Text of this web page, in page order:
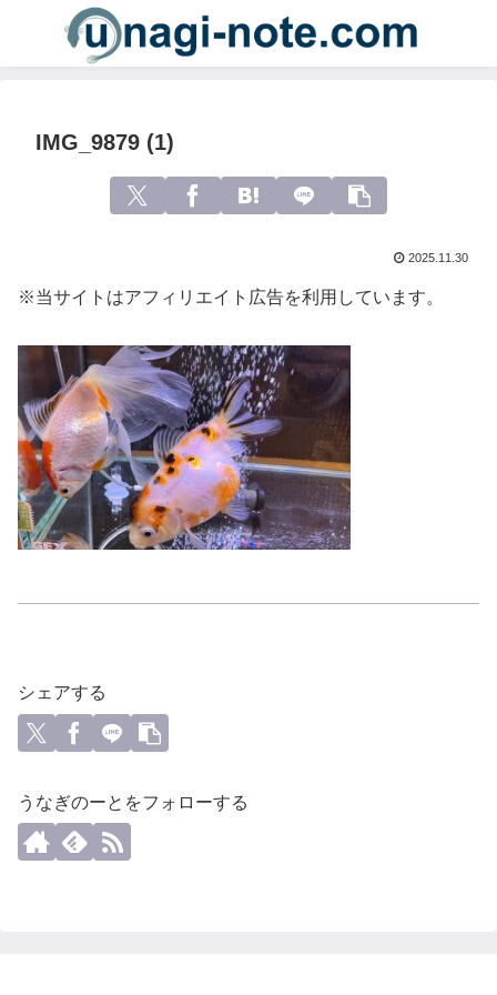
IMG_9879 (1)
2025.11.30
※当サイトはアフィリエイト広告を利用しています。
シェアする
うなぎのーとをフォローする